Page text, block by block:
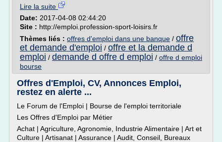
Lire la suite
Date: 2017-04-08 02:44:20
Site : http://emploi.profession-sport-loisirs.fr
Thèmes liés : offres d'emploi dans une banque / offre
et demande d'emploi / offre et la demande d
emploi / demande d offre d emploi / offre d emploi
bourse
Offres d'Emploi, CV, Annonces Emploi,
restez en alerte ...
Le Forum de l'Emploi | Bourse de l'emploi territoriale
Les Offres d'Emploi par Métier
Achat | Agriculture, Agronomie, Industrie Alimentaire | Art et
Culture | Artisanat | Assurance | Audit, Conseil, Bureaux